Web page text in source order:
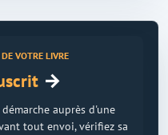
VOTRE LIVRE
→
auprès d'une
tout envoi, vérifiez sa